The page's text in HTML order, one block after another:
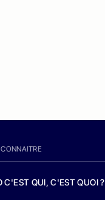
C'EST QUI, C'EST QUOI ?